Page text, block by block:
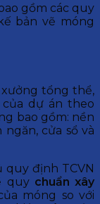
bao gồm các quy
bản vẽ móng
tổng thể,
dự án theo
bao gồm: nền
ngăn, cửa sổ và
định TCVN
quy chuẩn xây
móng so với